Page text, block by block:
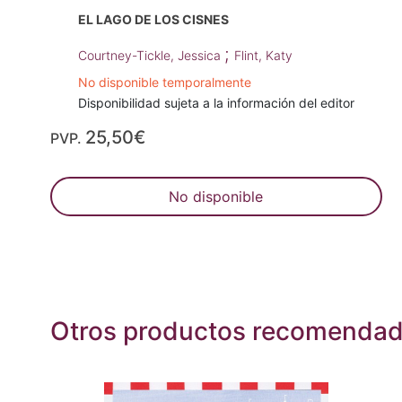
EL LAGO DE LOS CISNES
Courtney-Tickle, Jessica ; Flint, Katy
No disponible temporalmente
Disponibilidad sujeta a la información del editor
PVP. 25,50€
No disponible
Otros productos